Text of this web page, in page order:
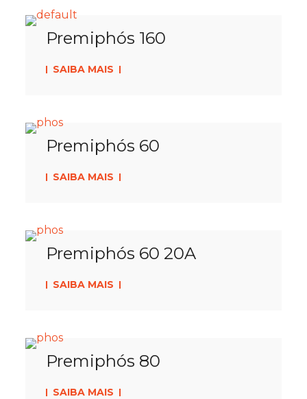
Premiphós 160
SAIBA MAIS
Premiphós 60
SAIBA MAIS
Premiphós 60 20A
SAIBA MAIS
Premiphós 80
SAIBA MAIS